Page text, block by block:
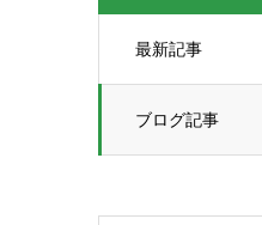
最新記事
ブログ記事